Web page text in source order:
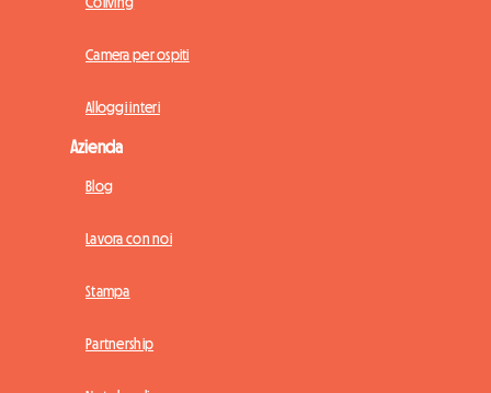
Camera per ospiti
Alloggi interi
Azienda
Blog
Lavora con noi
Stampa
Partnership